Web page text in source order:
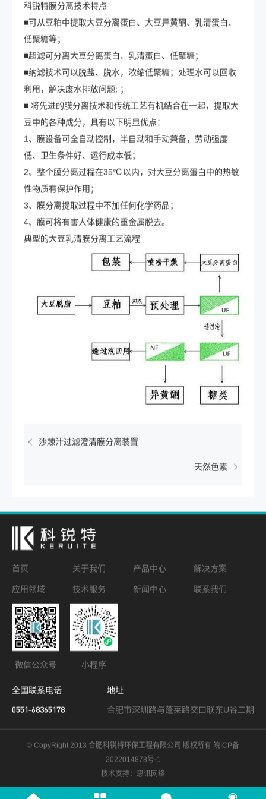
科锐特膜分离技术特点
■可从豆粕中提取大豆分离蛋白、大豆异黄酮、乳清蛋白、
低聚糖等；
■超滤可分离大豆分离蛋白、乳清蛋白、低聚糖；
■纳滤技术可以脱盐、脱水，浓缩低聚糖；处理水可以回收
利用，解决废水排放问题; ；
■ 将先进的膜分离技术和传统工艺有机结合在一起，提取大
豆中的各种成分，具有以下明显优点：
1、膜设备可全自动控制，半自动和手动兼备，劳动强度
低、卫生条件好、运行成本低；
2、整个膜分离过程在35℃以内，对大豆分离蛋白中的热敏
性物质有保护作用；
3、膜分离提取过程中不加任何化学药品；
4、膜可将有害人体健康的重金属脱去。
典型的大豆乳清膜分离工艺流程
沙棘汁过滤澄清膜分离装置
天然色素
首页 关于我们 产品中心 解决方案
应用领域 技术服务 新闻中心 联系我们
微信公众号 小程序
全国联系电话
0551-68365178
地址
合肥市深圳路与蓬莱路交口联东U谷二期
© CopyRight 2013 合肥科锐特环保工程有限公司 版权所有 皖ICP备
2022014878号-1
技术支持：思讯网络